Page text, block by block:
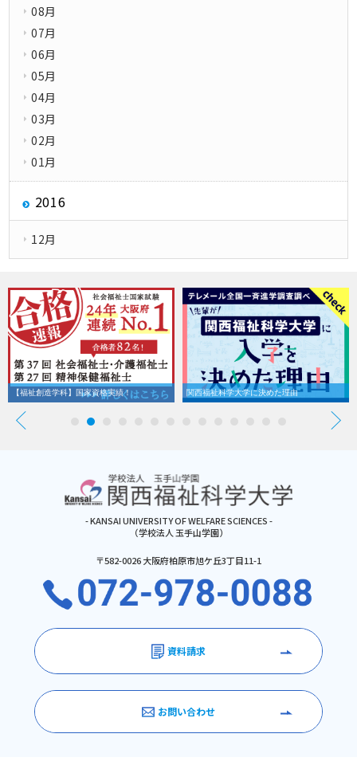
08月
07月
06月
05月
04月
03月
02月
01月
2016
12月
【福祉創造学科】国家資格実績！ 関西福祉科学大学に決めた理由
- KANSAI UNIVERSITY OF WELFARE SCIENCES -
（学校法人 玉手山学園）
〒582-0026 大阪府柏原市旭ケ丘3丁目11-1
資料請求
お問い合わせ